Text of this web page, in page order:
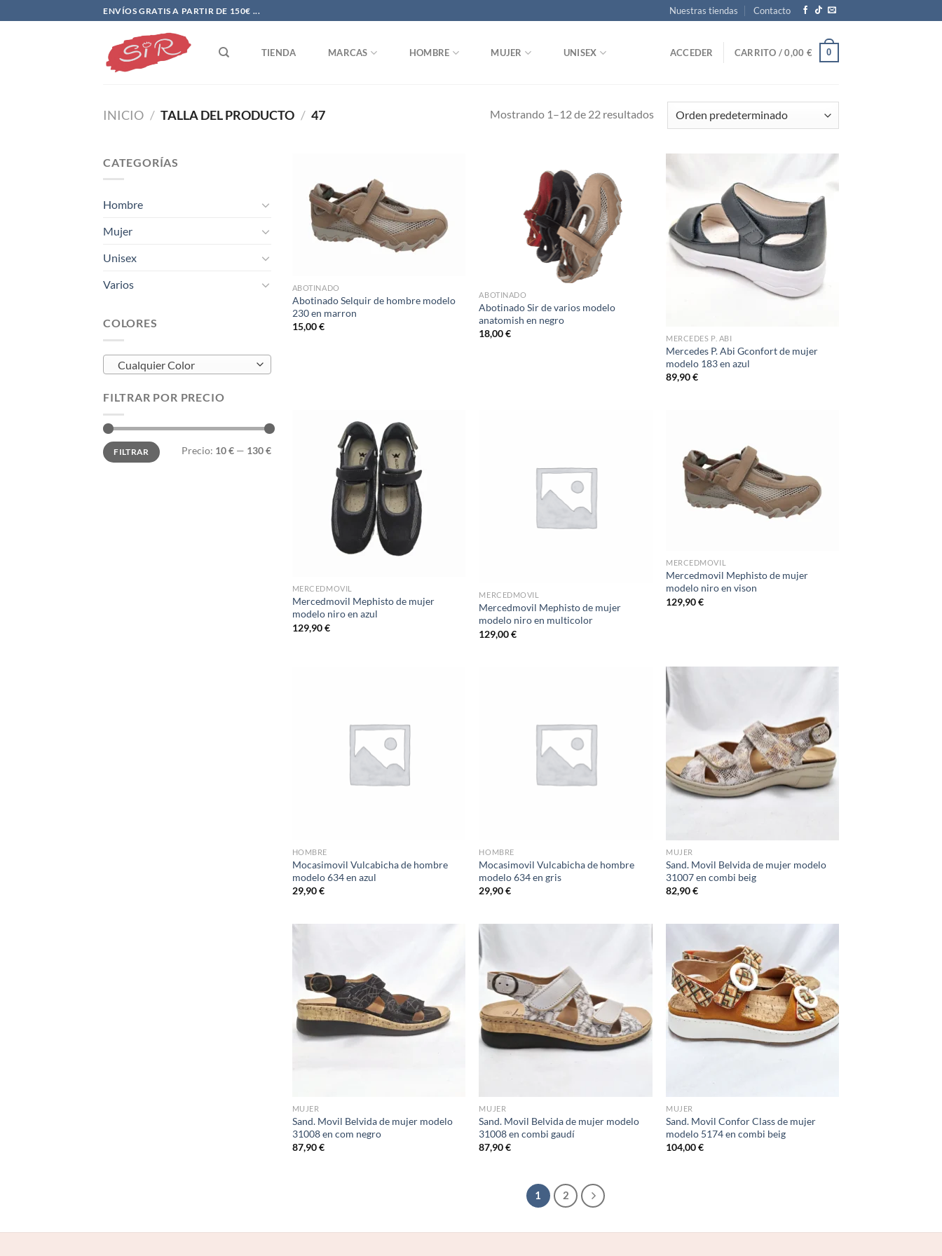
al
ENVÍOS GRATIS A PARTIR DE 150€ ... Nuestras tiendas Contacto
TIENDA MARCAS HOMBRE MUJER UNISEX ACCEDER CARRITO /0,00 € 0
INICIO / TALLA DEL PRODUCTO / 47 Mostrando 1–12 de 22 resultados
CATEGORÍAS
Hombre
Mujer
Unisex
Varios
COLORES
Cualquier Color
FILTRAR POR PRECIO
Precio
mínimo
Precio
máximo
FILTRAR Precio: 10 € — 130 €
ABOTINADO
Abotinado Selquir de hombre modelo
230 en marron
15,00€
Add to
wishlist
ABOTINADO
Abotinado Sir de varios modelo
anatomish en negro
18,00€
wishlist
MERCEDES P. ABI
Mercedes P. Abi Gconfort de mujer
modelo 183 en azul
89,90€
MERCEDMOVIL
Mercedmovil Mephisto de mujer
modelo niro en azul
129,90€
MERCEDMOVIL
Mercedmovil Mephisto de mujer
modelo niro en multicolor
129,00€
MERCEDMOVIL
Mercedmovil Mephisto de mujer
modelo niro en vison
129,90€
HOMBRE
Mocasimovil Vulcabicha de hombre
modelo 634 en azul
29,90€
HOMBRE
Mocasimovil Vulcabicha de hombre
modelo 634 en gris
29,90€
wishlist
MUJER
Sand. Movil Belvida de mujer modelo
31007 en combi beig
82,90€
MUJER
Sand. Movil Belvida de mujer modelo
31008 en com negro
87,90€
MUJER
Sand. Movil Belvida de mujer modelo
31008 en combi gaudí
87,90€
MUJER
Sand. Movil Confor Class de mujer
modelo 5174 en combi beig
104,00€
1 2